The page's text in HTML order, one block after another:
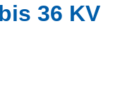
36 KV